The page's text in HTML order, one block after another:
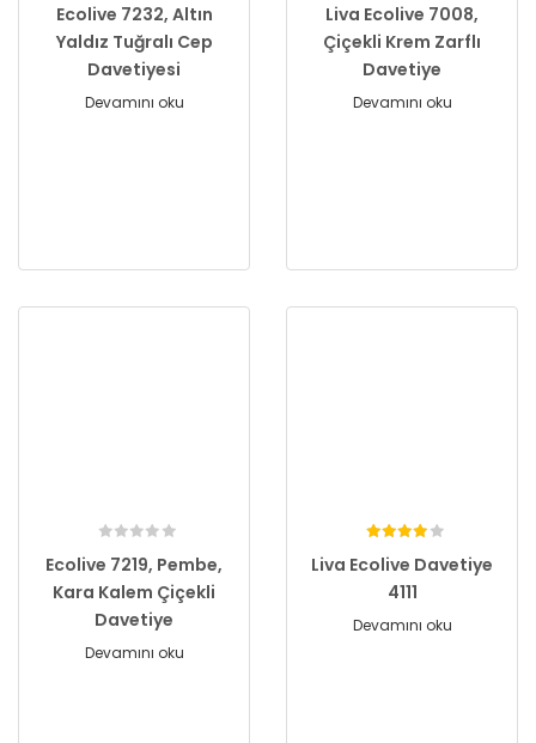
Ecolive 7232, Altın
Yaldız Tuğralı Cep
Davetiyesi
Devamını oku
Liva Ecolive 7008,
Çiçekli Krem Zarflı
Davetiye
Devamını oku
Ecolive 7219, Pembe,
Kara Kalem Çiçekli
Davetiye
Devamını oku
Liva Ecolive Davetiye
4111
Devamını oku